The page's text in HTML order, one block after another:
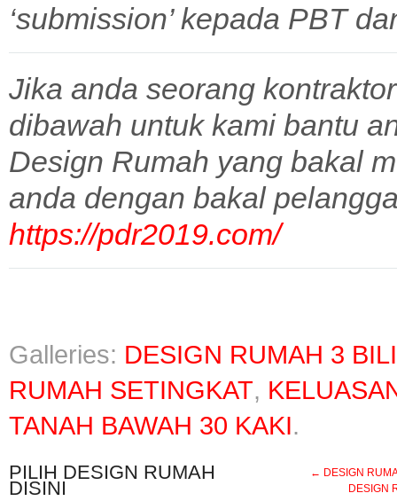
‘submission’ kepada PBT
Jika anda seorang
dibawah untuk kami bantu
Design Rumah yang bakal
anda dengan bakal
https://pdr2019.com/
Galleries: DESIGN RUMAH 3
RUMAH SETINGKAT,
TANAH BAWAH 30 KAKI.
← DESIGN
DESIGN
PILIH DESIGN RUMAH
DISINI